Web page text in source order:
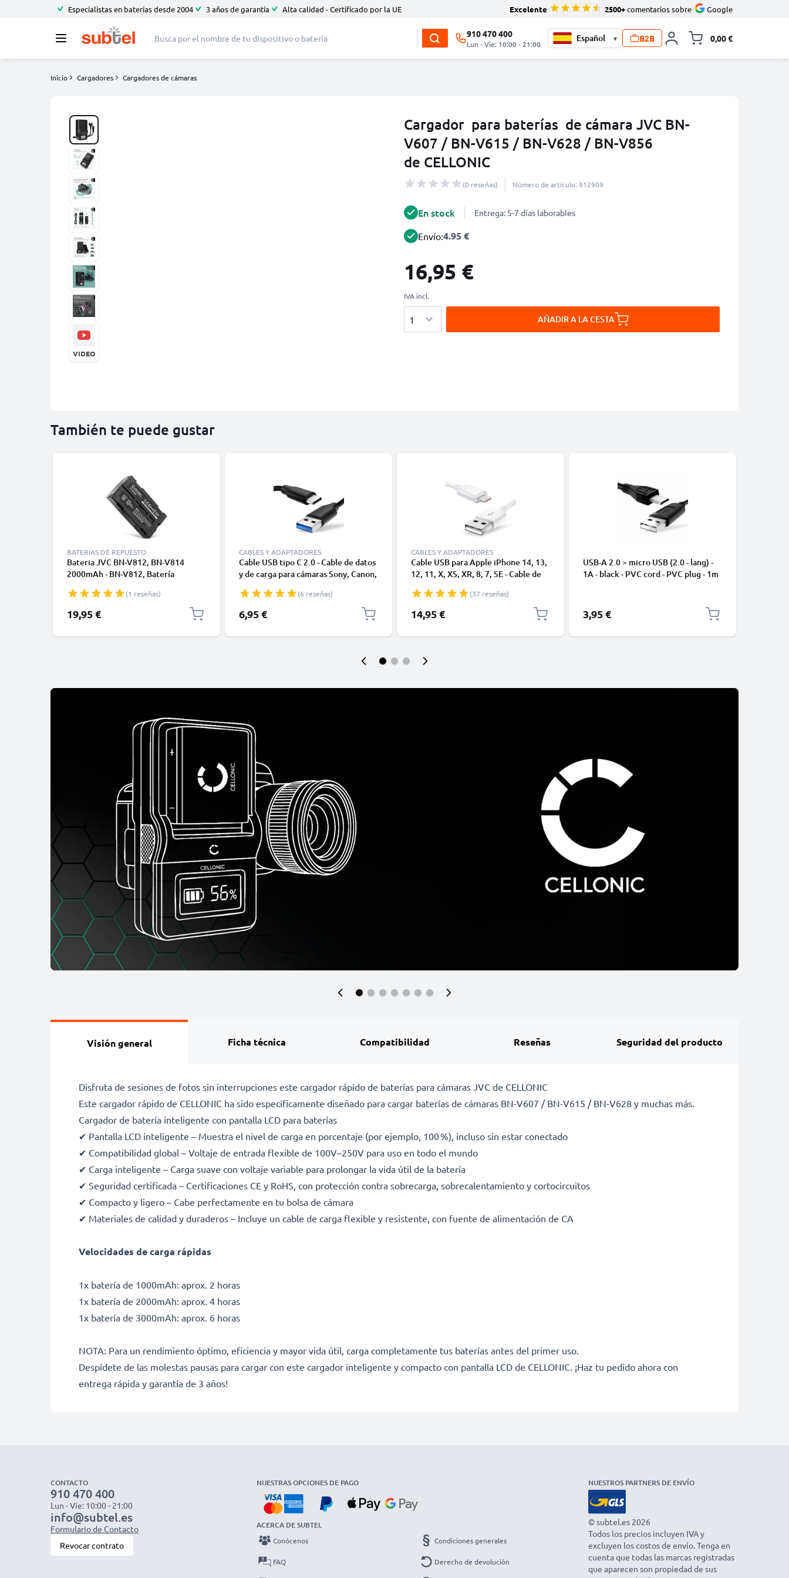
Especialistas en baterías desde 2004 3 años de garantía Alta calidad - Certificado por la UE Excelente 2500+comentarios sobre Google
910 470 400
Lun - Vie: 10:00 - 21:00
▾ B2B 0,00 €
Inicio Cargadores Cargadores de cámaras
Cargador para baterías de cámara JVC BN-
V607 / BN-V615 / BN-V628 / BN-V856
de CELLONIC
(0 reseñas) Número de artículo: 912909
VIDEO
En stock Entrega: 5-7 días laborables
Envío:4.95 €
16,95 €
IVA incl.
AÑADIR A LA CESTA
También te puede gustar
BATERÍAS DE REPUESTO
Bateria JVC BN-V812, BN-V814
2000mAh - BN-V812, Batería
DLS1U GR-DV9000 GR-DVL GR-
DVL9000 GR-DVM1 GR-DVM801 GR-
VBM1
(1 reseñas)
19,95 €
CABLES Y ADAPTADORES
Cable USB tipo C 2.0 - Cable de datos
y de carga para cámaras Sony, Canon,
Moto Z, Huawei, Xiaomi - 1,0m Cable
cargador USB tipo C
(6 reseñas)
6,95 €
CABLES Y ADAPTADORES
Cable USB para Apple iPhone 14, 13,
12, 11, X, XS, XR, 8, 7, SE - Cable de
1m
(37 reseñas)
14,95 €
USB-A 2.0 > micro USB (2.0 - lang) -
1A - black - PVC cord - PVC plug - 1m
3,95 €
Visión general Ficha técnica Compatibilidad Reseñas Seguridad del producto
Disfruta de sesiones de fotos sin interrupciones este cargador rápido de baterías para cámaras JVC de CELLONIC
Este cargador rápido de CELLONIC ha sido específicamente diseñado para cargar baterías de cámaras BN-V607 / BN-V615 / BN-V628 y muchas más.
Cargador de batería inteligente con pantalla LCD para baterías
✔ Pantalla LCD inteligente – Muestra el nivel de carga en porcentaje (por ejemplo, 100 %), incluso sin estar conectado
✔ Compatibilidad global – Voltaje de entrada flexible de 100V–250V para uso en todo el mundo
✔ Carga inteligente – Carga suave con voltaje variable para prolongar la vida útil de la batería
✔ Seguridad certificada – Certificaciones CE y RoHS, con protección contra sobrecarga, sobrecalentamiento y cortocircuitos
✔ Compacto y ligero – Cabe perfectamente en tu bolsa de cámara
✔ Materiales de calidad y duraderos – Incluye un cable de carga flexible y resistente, con fuente de alimentación de CA
Velocidades de carga rápidas
1x batería de 1000mAh: aprox. 2 horas
1x batería de 2000mAh: aprox. 4 horas
1x batería de 3000mAh: aprox. 6 horas
NOTA: Para un rendimiento óptimo, eficiencia y mayor vida útil, carga completamente tus baterías antes del primer uso.
Despídete de las molestas pausas para cargar con este cargador inteligente y compacto con pantalla LCD de CELLONIC. ¡Haz tu pedido ahora con
entrega rápida y garantía de 3 años!
CONTACTO
910 470 400
Lun - Vie: 10:00 - 21:00
info@subtel.es
Formulario de Contacto
Revocar contrato
NUESTRAS OPCIONES DE PAGO
ACERCA DE SUBTEL
Conócenos
FAQ
Condiciones generales
Derecho de devolución
NUESTROS PARTNERS DE ENVÍO
© subtel.es 2026
Todos los precios incluyen IVA y
excluyen los costos de envío. Tenga en
cuenta que todas las marcas registradas
que aparecen son propiedad de sus